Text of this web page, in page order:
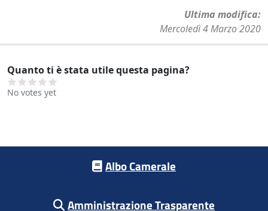
Ultima modifica
Mercoledì 4 Marzo 2020
Quanto ti è stata utile questa pagina?
No votes yet
Albo Camerale
Amministrazione Trasparente